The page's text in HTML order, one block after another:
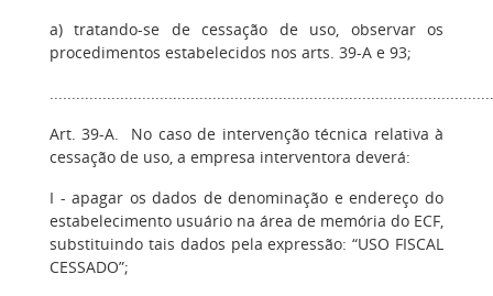
a) tratando-se de cessação de uso, observar os
procedimentos estabelecidos nos arts. 39-A e 93;
Art. 39-A. No caso de intervenção técnica relativa à
cessação de uso, a empresa interventora deverá:
I - apagar os dados de denominação e endereço do
estabelecimento usuário na área de memória do ECF,
substituindo tais dados pela expressão: “USO FISCAL
CESSADO”;